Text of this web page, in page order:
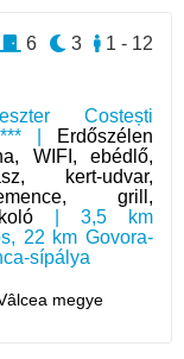
Costești
|
Erdőszélen
WIFI, ebédlő,
kert-udvar,
grill,
| 3,5 km
22 km Govora-
sípálya
megye
1 - 12
3
6